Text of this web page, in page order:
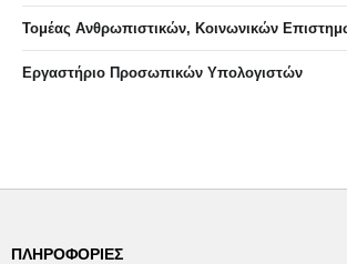
Τομέας Ανθρωπιστικών, Κοινωνικών
Eργαστήριo Προσωπικών Υπολογιστών
ΠΛΗΡΟΦΟΡΊΕΣ